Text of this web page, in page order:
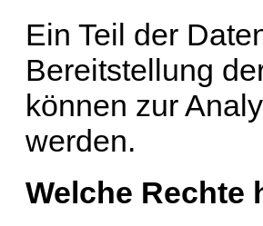
Ein Teil der
Bereitstellung
können zur
werden.
Welche Rechte